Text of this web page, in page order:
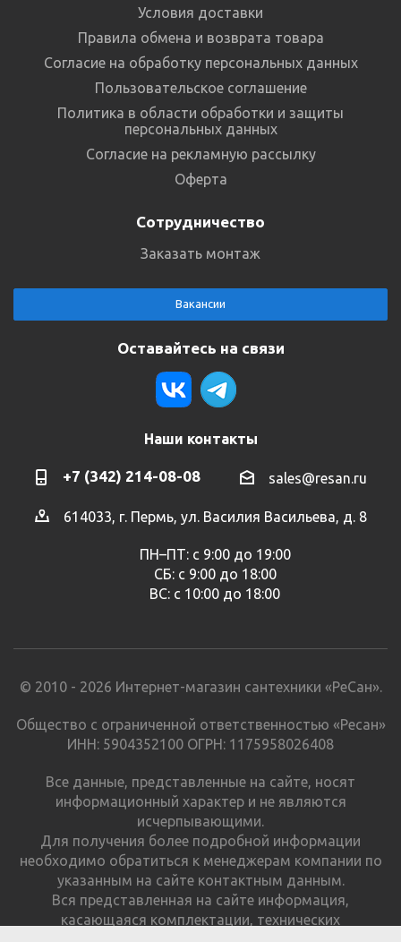
Условия доставки
Правила обмена и возврата товара
Согласие на обработку персональных данных
Пользовательское соглашение
Политика в области обработки и защиты
персональных данных
Согласие на рекламную рассылку
Оферта
Сотрудничество
Заказать монтаж
Вакансии
Оставайтесь на связи
Наши контакты
+7 (342) 214-08-08 sales@resan.ru
614033, г. Пермь, ул. Василия Васильева, д. 8
ПН–ПТ: с 9:00 до 19:00
СБ: с 9:00 до 18:00
ВС: с 10:00 до 18:00
© 2010 - 2026 Интернет-магазин сантехники «РеСан».
Общество с ограниченной ответственностью «Ресан»
ИНН: 5904352100 ОГРН: 1175958026408
Все данные, представленные на сайте, носят
информационный характер и не являются
исчерпывающими.
Для получения более подробной информации
необходимо обратиться к менеджерам компании по
указанным на сайте контактным данным.
Вся представленная на сайте информация,
касающаяся комплектации, технических